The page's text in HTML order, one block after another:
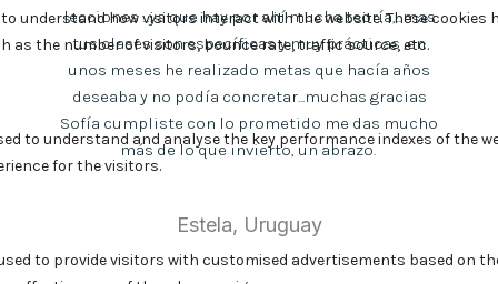
lecciones ...ya que hay por ahí mucha teoría,...mas
tus clases son específicas y muy prácticas ,en
unos meses he realizado metas que hacía años
deseaba y no podía concretar...muchas gracias
Sofía cumpliste con lo prometido me das mucho
más de lo que invierto, un abrazo.
Estela, Uruguay